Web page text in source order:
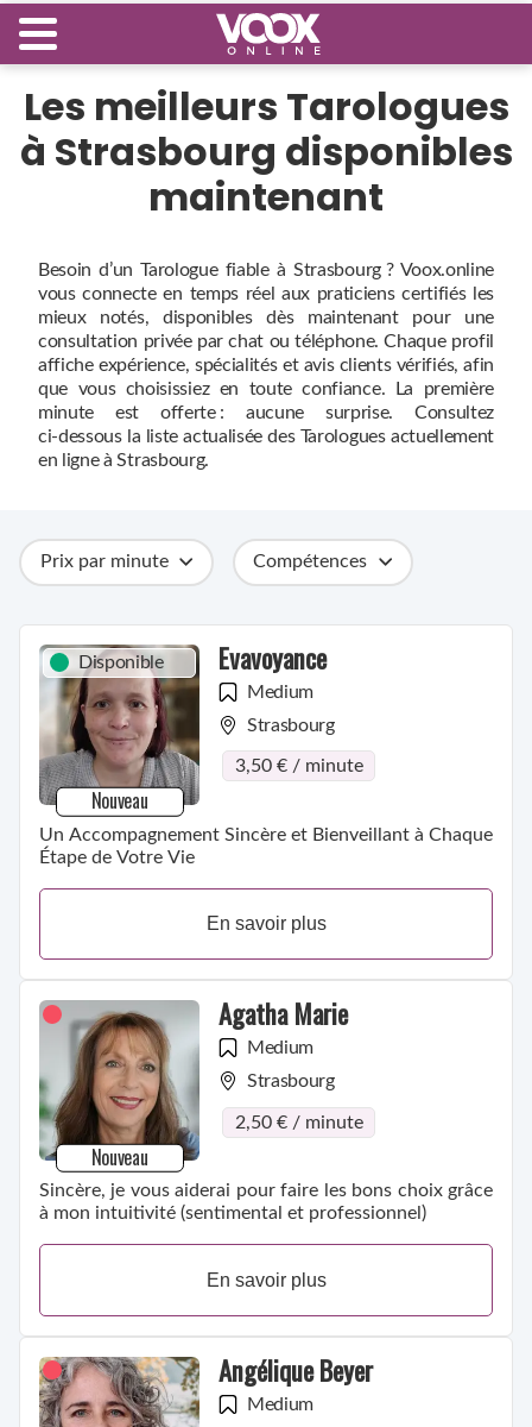
Les meilleurs Tarologues
à Strasbourg disponibles
maintenant
Besoin d’un Tarologue fiable à Strasbourg ? Voox.online
vous connecte en temps réel aux praticiens certifiés les
mieux notés, disponibles dès maintenant pour une
consultation privée par chat ou téléphone. Chaque profil
affiche expérience, spécialités et avis clients vérifiés, afin
que vous choisissiez en toute confiance. La première
minute est offerte : aucune surprise. Consultez
ci‑dessous la liste actualisée des Tarologues actuellement
en ligne à Strasbourg.
Prix par minute
Catégories
Métiers
Compétences
Disponible
Nouveau
Evavoyance
Medium
Strasbourg
3,50 € / minute
Un Accompagnement Sincère et Bienveillant à Chaque
Étape de Votre Vie
En savoir plus
Nouveau
Agatha Marie
Medium
Strasbourg
2,50 € / minute
Sincère, je vous aiderai pour faire les bons choix grâce
à mon intuitivité (sentimental et professionnel)
En savoir plus
Angélique Beyer
Medium